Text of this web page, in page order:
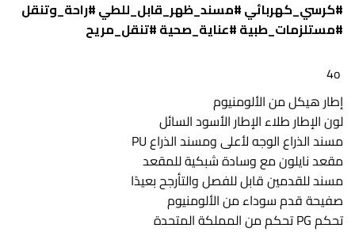
#كرسي_كهربائي #مسند_ظهر_قابل_للطي #راحة_وتنقل
#مستلزمات_طبية #عناية_صحية #تنقل_مريح
4o
إطار هيكل من الألومنيوم
لون الإطار طلاء الإطار الأسود السائل
مسند الذراع الوجه لأعلى ومسند الذراع PU
مقعد نايلون مع وسادة شبكية للمقعد
مسند للقدمين قابل للفصل والتأرجح بعيدًا
صفيحة قدم سوداء من الألومنيوم
تحكم PG تحكم من المملكة المتحدة